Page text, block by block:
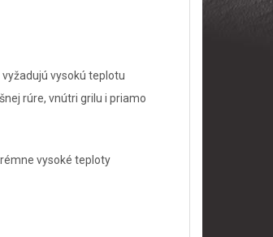
vysokú teplotu
rúre, vnútri grilu i priamo
vysoké teploty